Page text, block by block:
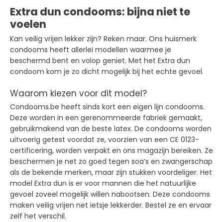
Extra dun condooms: bijna niet te
voelen
Kan veilig vrijen lekker zijn? Reken maar. Ons huismerk
condooms heeft allerlei modellen waarmee je
beschermd bent en volop geniet. Met het Extra dun
condoom kom je zo dicht mogelijk bij het echte gevoel.
Waarom kiezen voor dit model?
Condooms.be heeft sinds kort een eigen lijn condooms.
Deze worden in een gerenommeerde fabriek gemaakt,
gebruikmakend van de beste latex. De condooms worden
uitvoerig getest voordat ze, voorzien van een CE 0123-
certificering, worden verpakt en ons magazijn bereiken. Ze
beschermen je net zo goed tegen soa’s en zwangerschap
als de bekende merken, maar zijn stukken voordeliger. Het
model Extra dun is er voor mannen die het natuurlijke
gevoel zoveel mogelijk willen nabootsen. Deze condooms
maken veilig vrijen net ietsje lekkerder. Bestel ze en ervaar
zelf het verschil.